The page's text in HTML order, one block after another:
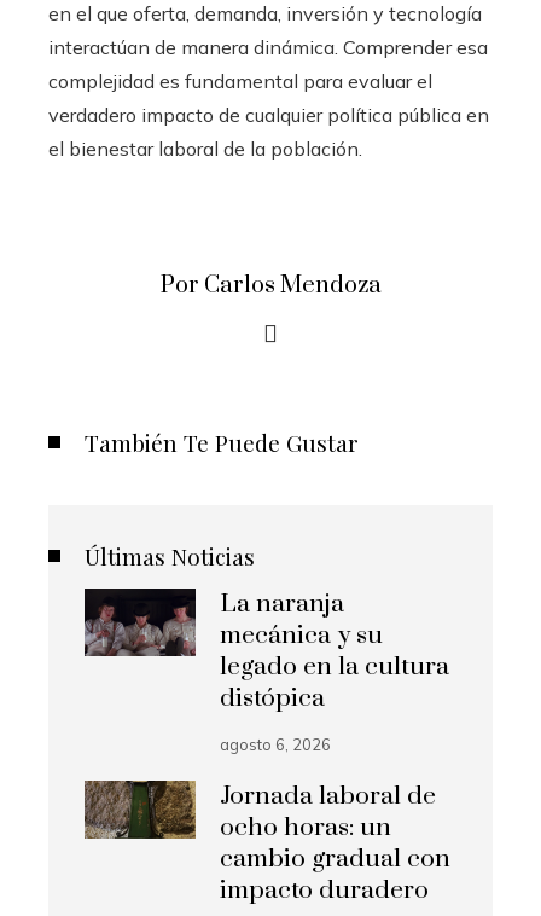
en el que oferta, demanda, inversión y tecnología
interactúan de manera dinámica. Comprender esa
complejidad es fundamental para evaluar el
verdadero impacto de cualquier política pública en
el bienestar laboral de la población.
Por Carlos Mendoza
También Te Puede Gustar
Últimas Noticias
La naranja
mecánica y su
legado en la cultura
distópica
agosto 6, 2026
Jornada laboral de
ocho horas: un
cambio gradual con
impacto duradero